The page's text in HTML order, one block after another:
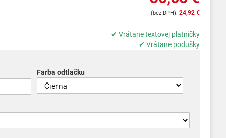
24,92 €
✔ Vrátane textovej platničky
✔ Vrátane podušky
Farba odtlačku